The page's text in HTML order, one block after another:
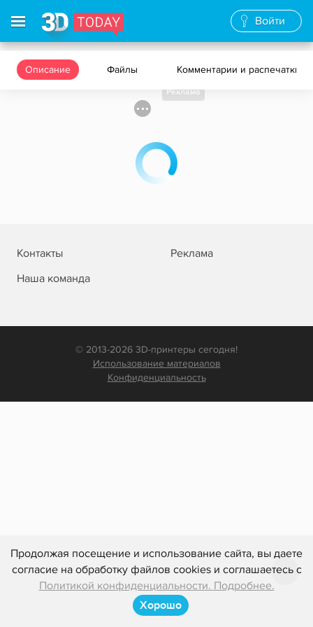
Продолжая посещение и использование сайта, вы даете
согласие на обработку файлов cookies и соглашаетесь с
Политикой конфиденциальности. Подробнее.
Хорошо
Войти
Описание Файлы Комментарии и распечатки
Реклама
Контакты
Реклама
Наша команда
© 2013-2026 3D-принтеры сегодня!
Использование материалов
Конфиденциальность